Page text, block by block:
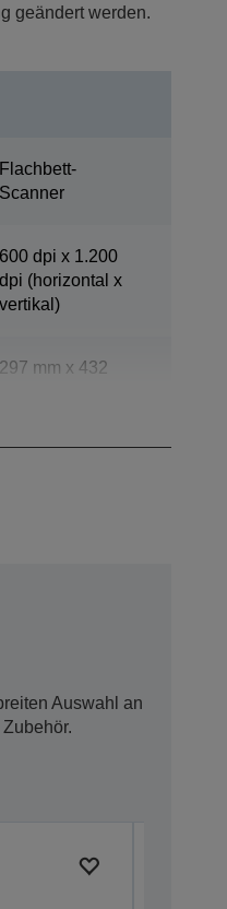
geändert werden.
Flachbett-
Scanner
600 dpi x 1.200
dpi (horizontal x
vertikal)
297 mm x 432
Auswahl an